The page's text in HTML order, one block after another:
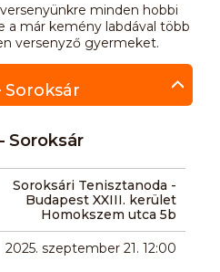
minden hobbi
már kemény labdával több
versenyző gyermeket.
Soroksár
Soroksár
Soroksári Tenisztanoda -
Budapest XXIII. kerület
Homokszem utca 5b
2025. szeptember 21. 12:00